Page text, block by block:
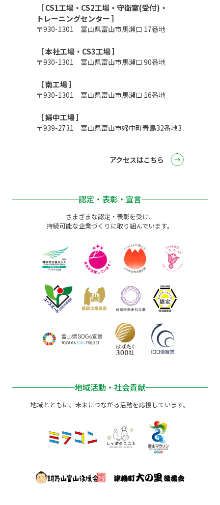
［ CS1工場・CS2工場・守衛室(受付)・
トレーニングセンター ］
〒930-1301 富山県富山市馬瀬口 17番地
［ 本社工場・CS3工場 ］
〒930-1301 富山県富山市馬瀬口 90番地
［ 南工場 ］
〒930-1301 富山県富山市馬瀬口 16番地
［ 婦中工場 ］
〒939-2731 富山県富山市婦中町青島32番地3
アクセスはこちら
認定・表彰・宣言
さまざまな認定・表彰を受け、
持続可能な企業づくりに取り組んでいます。
地域活動・社会貢献
地域とともに、未来につながる活動を応援しています。